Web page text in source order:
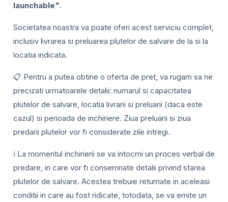
launchable".
Societatea noastra va poate oferi acest serviciu complet,
inclusiv livrarea si preluarea plutelor de salvare de la si la
locatia indicata.
📋 Pentru a putea obtine o oferta de pret, va rugam sa ne
precizati urmatoarele detalii: numarul si capacitatea
plutelor de salvare, locatia livrarii si preluarii (daca este
cazul) si perioada de inchiriere. Ziua preluarii si ziua
predarii plutelor vor fi considerate zile intregi.
ℹ️ La momentul inchirierii se va intocmi un proces verbal de
predare, in care vor fi consemnate detalii privind starea
plutelor de salvare. Acestea trebuie returnate in aceleasi
conditii in care au fost ridicate, totodata, se va emite un